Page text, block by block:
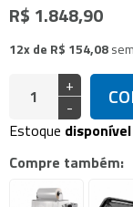
R$ 1.848,90
12x de R$ 154,08
+
-
Estoque disponível
Compre também: